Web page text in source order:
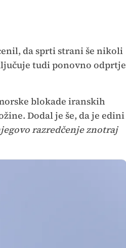
da sprti strani še nikoli
tudi ponovno odprtje
blokade iranskih
Dodal je še, da je edini
razredčenje znotraj